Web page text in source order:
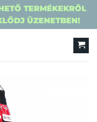
TERMÉKEKRŐL
ÜZENETBEN!